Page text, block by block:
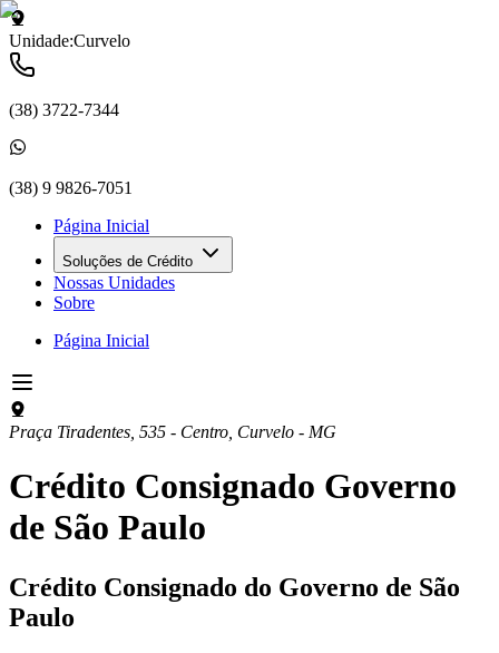
Unidade:Curvelo
(38) 3722-7344
(38) 9 9826-7051
Página Inicial
Soluções de Crédito
Nossas Unidades
Sobre
Página Inicial
Praça Tiradentes, 535 - Centro Curvelo - MG
Crédito Consignado Governo
de São Paulo
Crédito Consignado do Governo de São
Paulo